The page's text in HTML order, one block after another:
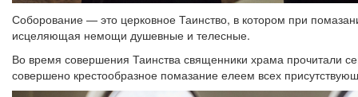
Соборование — это церковное Таинство, в котором при
исцеляющая немощи душевные и телесные.
Во время совершения Таинства священники храма прочитали
совершено крестообразное помазание елеем всех